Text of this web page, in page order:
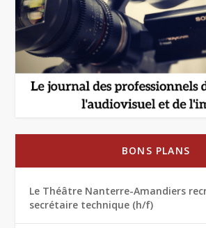
BONS PLANS
Le Théâtre Nanterre-Amandiers
secrétaire technique (h/f)